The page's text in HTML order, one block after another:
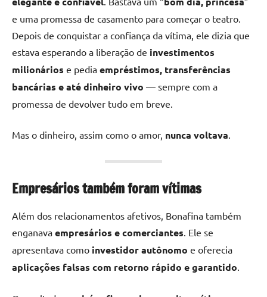
e uma promessa de casamento para começar o teatro.
Depois de conquistar a confiança da vítima, ele dizia que
estava esperando a liberação de investimentos
milionários e pedia empréstimos, transferências
bancárias e até dinheiro vivo — sempre com a
promessa de devolver tudo em breve.
Mas o dinheiro, assim como o amor, nunca voltava
Empresários também foram vítimas
Além dos relacionamentos afetivos, Bonafina também
enganava empresários e comerciantes. Ele se
apresentava como investidor autônomo e oferecia
aplicações falsas com retorno rápido e garantido.